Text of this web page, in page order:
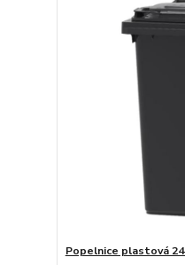
Popelnice plastová